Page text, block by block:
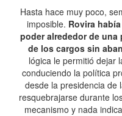
Hasta hace muy poco,
imposible. Rovira
poder alrededor de
de los cargos sin
lógica le permitió dejar
conduciendo la política
desde la presidencia de
resquebrajarse durante
mecanismo y nada